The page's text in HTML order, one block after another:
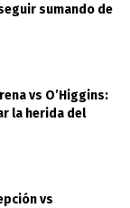
sumando de
vs O’Higgins:
la herida del
vs